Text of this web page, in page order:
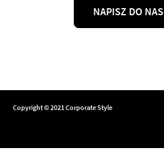
NAPISZ DO NAS
Copyright © 2021 Corporate Style